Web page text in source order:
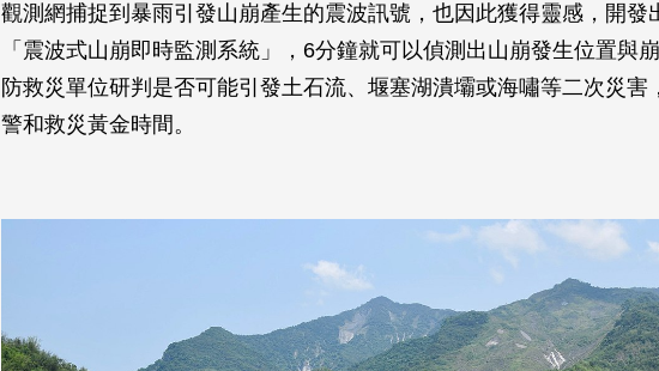
觀測網捕捉到暴雨引發山崩產生的震波訊號，也因此獲得靈感，開發
「震波式山崩即時監測系統」，6分鐘就可以偵測出山崩發生位置與
防救災單位研判是否可能引發土石流、堰塞湖潰壩或海嘯等二次災害
警和救災黃金時間。